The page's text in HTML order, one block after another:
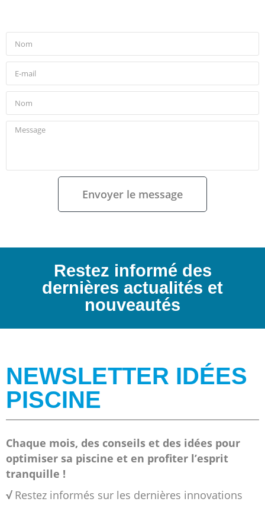
Envoyer le message
Restez informé des
dernières actualités et
nouveautés
NEWSLETTER IDÉES
PISCINE
Chaque mois, des conseils et des idées pour
optimiser sa piscine et en profiter l’esprit
tranquille !
√Restez informés sur les dernières innovations